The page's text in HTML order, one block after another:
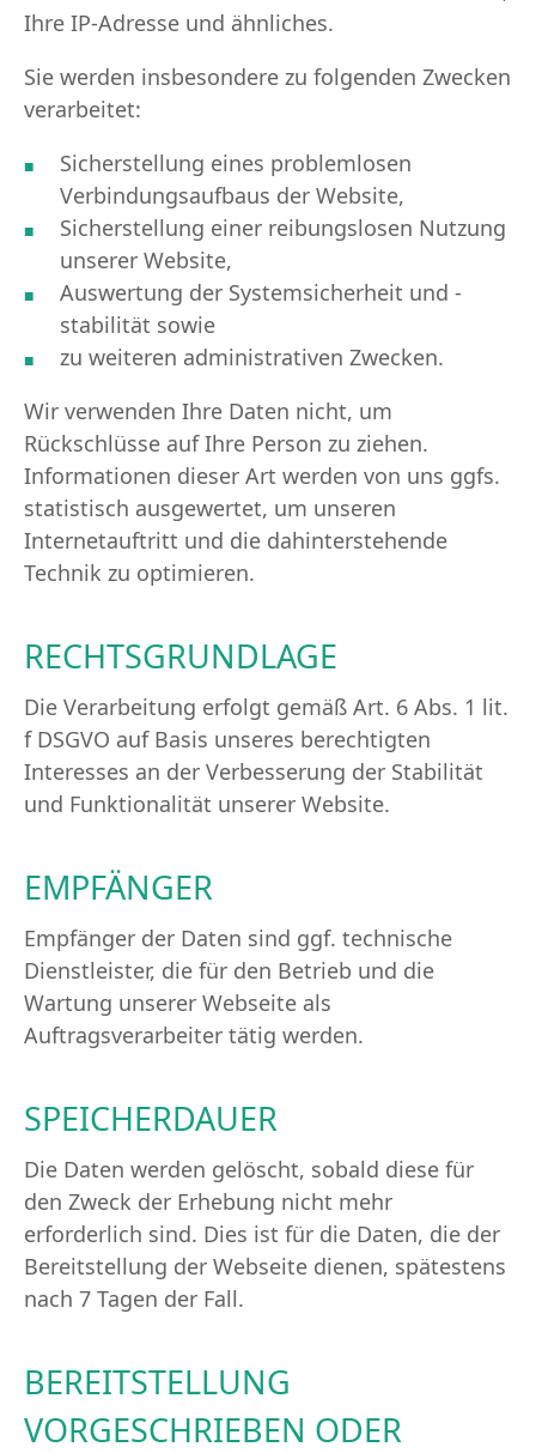
Ihre IP-Adresse und ähnliches.
Sie werden insbesondere zu folgenden Zwecken
verarbeitet:
Sicherstellung eines problemlosen
Verbindungsaufbaus der Website,
Sicherstellung einer reibungslosen Nutzung
unserer Website,
Auswertung der Systemsicherheit und -
stabilität sowie
zu weiteren administrativen Zwecken.
Wir verwenden Ihre Daten nicht, um
Rückschlüsse auf Ihre Person zu ziehen.
Informationen dieser Art werden von uns ggfs.
statistisch ausgewertet, um unseren
Internetauftritt und die dahinterstehende
Technik zu optimieren.
RECHTSGRUNDLAGE
Die Verarbeitung erfolgt gemäß Art. 6 Abs. 1 lit.
f DSGVO auf Basis unseres berechtigten
Interesses an der Verbesserung der Stabilität
und Funktionalität unserer Website.
EMPFÄNGER
Empfänger der Daten sind ggf. technische
Dienstleister, die für den Betrieb und die
Wartung unserer Webseite als
Auftragsverarbeiter tätig werden.
SPEICHERDAUER
Die Daten werden gelöscht, sobald diese für
den Zweck der Erhebung nicht mehr
erforderlich sind. Dies ist für die Daten, die der
Bereitstellung der Webseite dienen, spätestens
nach 7 Tagen der Fall.
BEREITSTELLUNG
VORGESCHRIEBEN ODER